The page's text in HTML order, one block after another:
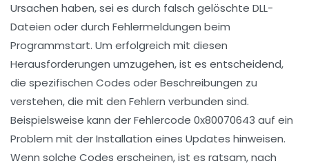
Ursachen haben, sei es durch falsch gelöschte DLL-
Dateien oder durch Fehlermeldungen beim
Programmstart. Um erfolgreich mit diesen
Herausforderungen umzugehen, ist es entscheidend,
die spezifischen Codes oder Beschreibungen zu
verstehen, die mit den Fehlern verbunden sind.
Beispielsweise kann der Fehlercode 0x80070643 auf ein
Problem mit der Installation eines Updates hinweisen.
Wenn solche Codes erscheinen, ist es ratsam, nach